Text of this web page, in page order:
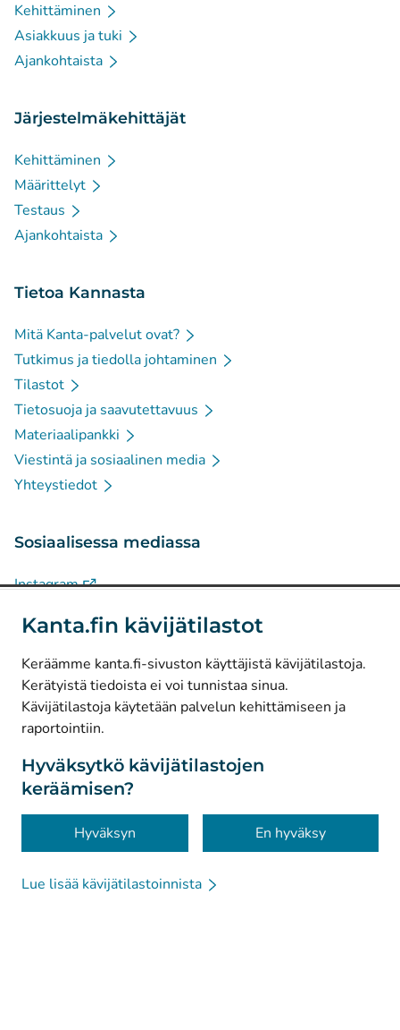
Kanta.fin kävijätilastot
Keräämme kanta.fi-sivuston käyttäjistä kävijätilastoja.
Kerätyistä tiedoista ei voi tunnistaa sinua.
Kävijätilastoja käytetään palvelun kehittämiseen ja
raportointiin.
Hyväksytkö kävijätilastojen
keräämisen?
Hyväksyn En hyväksy
Lue lisää kävijätilastoinnista
Kehittäminen
Asiakkuus ja tuki
Ajankohtaista
Järjestelmäkehittäjät
Kehittäminen
Määrittelyt
Testaus
Ajankohtaista
Tietoa Kannasta
Mitä Kanta-palvelut ovat?
Tutkimus ja tiedolla johtaminen
Tilastot
Tietosuoja ja saavutettavuus
Materiaalipankki
Viestintä ja sosiaalinen media
Yhteystiedot
Sosiaalisessa mediassa
Instagram(Avautuu uuteen välilehteen)
Facebook(Avautuu uuteen välilehteen)
© Kanta-Palvelut, Kansaneläkelaitos
Tietosuoja
Tietoa sivustosta
Saavutettavuus
Evästeet